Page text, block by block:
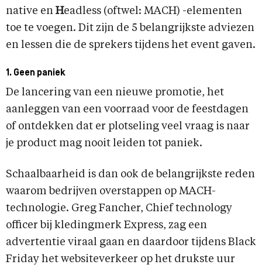
native en Headless (oftwel: MACH) -elementen
toe te voegen. Dit zijn de 5 belangrijkste adviezen
en lessen die de sprekers tijdens het event gaven.
1. Geen paniek
De lancering van een nieuwe promotie, het
aanleggen van een voorraad voor de feestdagen
of ontdekken dat er plotseling veel vraag is naar
je product mag nooit leiden tot paniek.
Schaalbaarheid is dan ook de belangrijkste reden
waarom bedrijven overstappen op MACH-
technologie. Greg Fancher, Chief technology
officer bij kledingmerk Express, zag een
advertentie viraal gaan en daardoor tijdens Black
Friday het websiteverkeer op het drukste uur